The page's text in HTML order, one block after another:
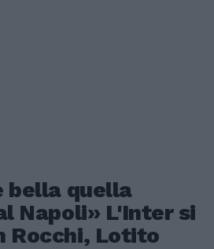
bella quella
Napoli» L'Inter si
Rocchi, Lotito